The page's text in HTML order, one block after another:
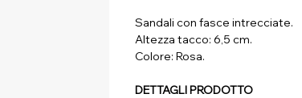
Sandali con fasce intrecciate.
Altezza tacco: 6,5 cm.
Colore: Rosa.
DETTAGLI PRODOTTO